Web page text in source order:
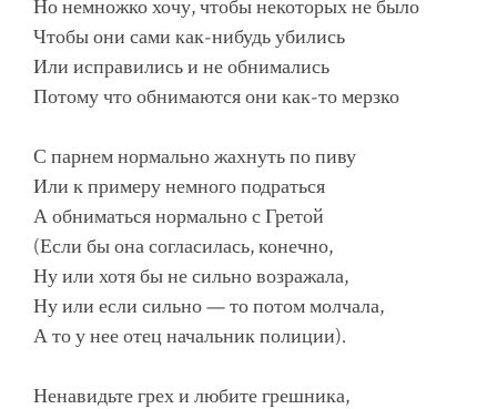
Но немножко хочу, чтобы некоторых не было
Чтобы они сами как-нибудь убились
Или исправились и не обнимались
Потому что обнимаются они как-то мерзко
С парнем нормально жахнуть по пиву
Или к примеру немного подраться
А обниматься нормально с Гретой
(Если бы она согласилась, конечно,
Ну или хотя бы не сильно возражала,
Ну или если сильно — то потом молчала,
А то у нее отец начальник полиции).
Ненавидьте грех и любите грешника,